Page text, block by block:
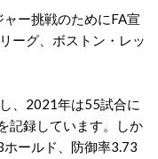
ー挑戦のためにFA宣
ーグ、ボストン・レッ
、2021年は55試合に
記録しています。しか
ールド、防御率3.73